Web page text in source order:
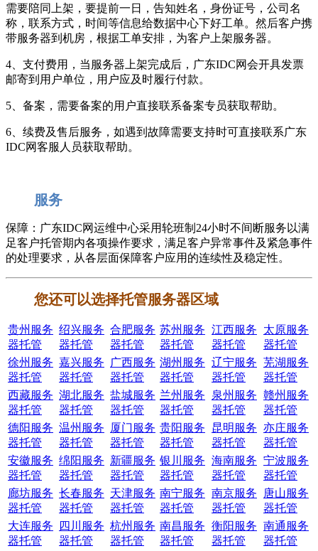
需要陪同上架，要提前一日，告知姓名，身份证号，公司名
称，联系方式，时间等信息给数据中心下好工单。然后客户携
带服务器到机房，根据工单安排，为客户上架服务器。
4、支付费用，当服务器上架完成后，广东IDC网会开具发票
邮寄到用户单位，用户应及时履行付款。
5、备案，需要备案的用户直接联系备案专员获取帮助。
6、续费及售后服务，如遇到故障需要支持时可直接联系广东
IDC网客服人员获取帮助。
服务
保障：广东IDC网运维中心采用轮班制24小时不间断服务以满
足客户托管期内各项操作要求，满足客户异常事件及紧急事件
的处理要求，从各层面保障客户应用的连续性及稳定性。
您还可以选择托管服务器区域
贵州服务
器托管
绍兴服务
器托管
合肥服务
器托管
苏州服务
器托管
江西服务
器托管
太原服务
器托管
徐州服务
器托管
嘉兴服务
器托管
广西服务
器托管
湖州服务
器托管
辽宁服务
器托管
芜湖服务
器托管
西藏服务
器托管
湖北服务
器托管
盐城服务
器托管
兰州服务
器托管
泉州服务
器托管
赣州服务
器托管
德阳服务
器托管
温州服务
器托管
厦门服务
器托管
贵阳服务
器托管
昆明服务
器托管
亦庄服务
器托管
安徽服务
器托管
绵阳服务
器托管
新疆服务
器托管
银川服务
器托管
海南服务
器托管
宁波服务
器托管
廊坊服务
器托管
长春服务
器托管
天津服务
器托管
南宁服务
器托管
南京服务
器托管
唐山服务
器托管
大连服务
器托管
四川服务
器托管
杭州服务
器托管
南昌服务
器托管
衡阳服务
器托管
南通服务
器托管